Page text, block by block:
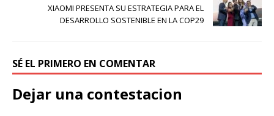
XIAOMI PRESENTA SU ESTRATEGIA PARA EL
DESARROLLO SOSTENIBLE EN LA COP29
SÉ EL PRIMERO EN COMENTAR
Dejar una contestacion